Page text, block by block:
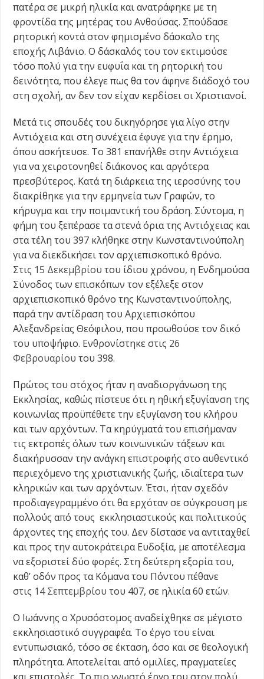
πατέρα σε μικρή ηλικία και ανατράφηκε με τη
φροντίδα της μητέρας του Ανθούσας. Σπούδασε
ρητορική κοντά στον φημισμένο δάσκαλο της
εποχής Λιβάνιο. Ο δάσκαλός του τον εκτιμούσε
τόσο πολύ για την ευφυΐα και τη ρητορική του
δεινότητα, που έλεγε πως θα τον άφηνε διάδοχό του
στη σχολή, αν δεν τον είχαν κερδίσει οι Χριστιανοί.
Μετά τις σπουδές του δικηγόρησε για λίγο στην
Αντιόχεια και στη συνέχεια έφυγε για την έρημο,
όπου ασκήτευσε. Το 381 επανήλθε στην Αντιόχεια
για να χειροτονηθεί διάκονος και αργότερα
πρεσβύτερος. Κατά τη διάρκεια της ιεροσύνης του
διακρίθηκε για την ερμηνεία των Γραφών, το
κήρυγμα και την ποιμαντική του δράση. Σύντομα, η
φήμη του ξεπέρασε τα στενά όρια της Αντιόχειας και
στα τέλη του 397 κλήθηκε στην Κωνσταντινούπολη
για να διεκδικήσει τον αρχιεπισκοπικό θρόνο.
Στις 15 Δεκεμβρίου του ίδιου χρόνου, η Ενδημούσα
Σύνοδος των επισκόπων τον εξέλεξε στον
αρχιεπισκοπικό θρόνο της Κωνσταντινούπολης,
παρά την αντίδραση του Αρχιεπισκόπου
Αλεξανδρείας Θεόφιλου, που προωθούσε τον δικό
του υποψήφιο. Ενθρονίστηκε στις 26
Φεβρουαρίου του 398.
Πρώτος του στόχος ήταν η αναδιοργάνωση της
Εκκλησίας, καθώς πίστευε ότι η ηθική εξυγίανση της
κοινωνίας προϋπέθετε την εξυγίανση του κλήρου
και των αρχόντων. Τα κηρύγματά του επισήμαναν
τις εκτροπές όλων των κοινωνικών τάξεων και
διακήρυσσαν την ανάγκη επιστροφής στο αυθεντικό
περιεχόμενο της χριστιανικής ζωής, ιδιαίτερα των
κληρικών και των αρχόντων. Έτσι, ήταν σχεδόν
προδιαγεγραμμένο ότι θα ερχόταν σε σύγκρουση με
πολλούς από τους εκκλησιαστικούς και πολιτικούς
άρχοντες της εποχής του. Δεν δίστασε να αντιταχθεί
και προς την αυτοκράτειρα Ευδοξία, με αποτέλεσμα
να εξοριστεί δύο φορές. Στη δεύτερη εξορία του,
καθ’ οδόν προς τα Κόμανα του Πόντου πέθανε
στις 14 Σεπτεμβρίου του 407, σε ηλικία 60 ετών.
Ο Ιωάννης ο Χρυσόστομος αναδείχθηκε σε μέγιστο
εκκλησιαστικό συγγραφέα. Το έργο του είναι
εντυπωσιακό, τόσο σε έκταση, όσο και σε θεολογική
πληρότητα. Αποτελείται από ομιλίες, πραγματείες